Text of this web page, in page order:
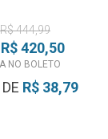
444,99
R$ 420,50
NO BOLETO
DE R$ 38,79